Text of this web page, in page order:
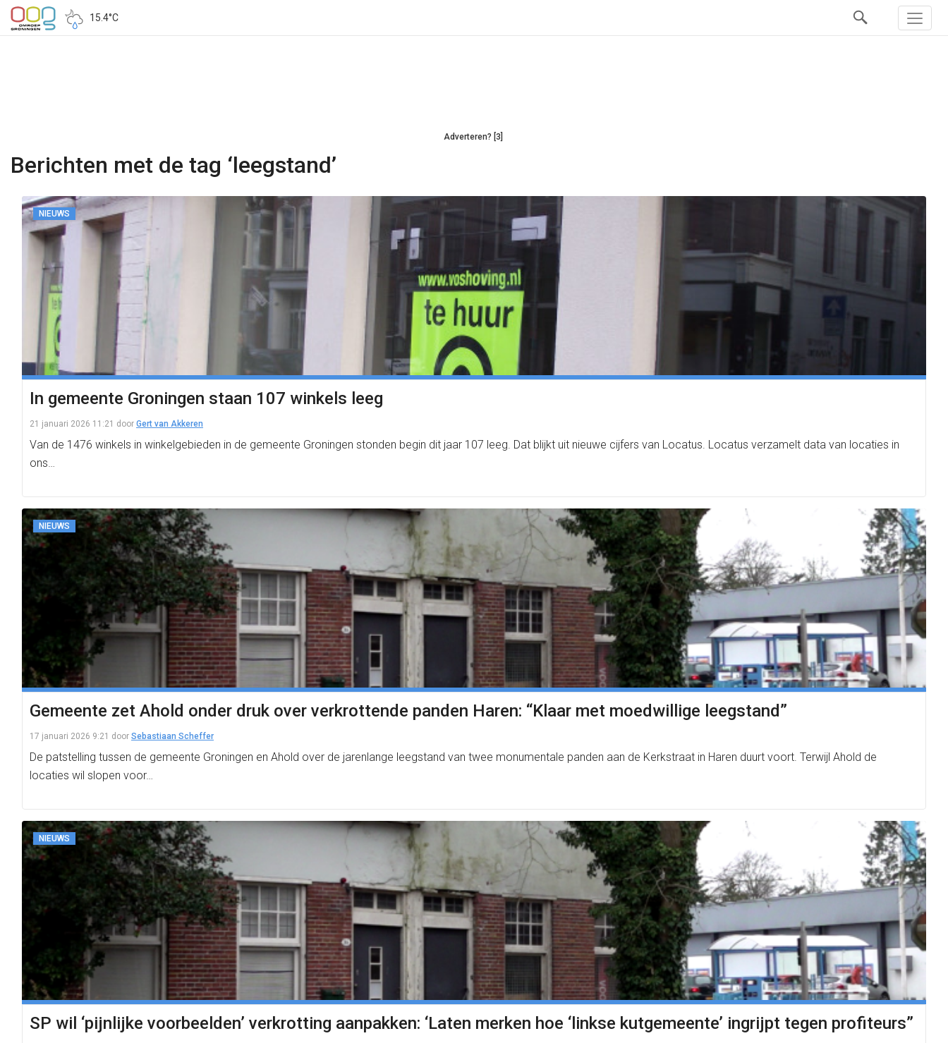
15.4°C
Adverteren? [3]
Berichten met de tag ‘leegstand’
NIEUWS
In gemeente Groningen staan 107 winkels leeg
21 januari 2026 11:21 door Gert van Akkeren
Van de 1476 winkels in winkelgebieden in de gemeente Groningen stonden begin dit jaar 107 leeg. Dat blijkt uit nieuwe cijfers van Locatus. Locatus verzamelt data van locaties in
ons…
NIEUWS
Gemeente zet Ahold onder druk over verkrottende panden Haren: “Klaar met moedwillige leegstand”
17 januari 2026 9:21 door Sebastiaan Scheffer
De patstelling tussen de gemeente Groningen en Ahold over de jarenlange leegstand van twee monumentale panden aan de Kerkstraat in Haren duurt voort. Terwijl Ahold de
locaties wil slopen voor…
NIEUWS
SP wil ‘pijnlijke voorbeelden’ verkrotting aanpakken: ‘Laten merken hoe ‘linkse kutgemeente’ ingrijpt tegen profiteurs”